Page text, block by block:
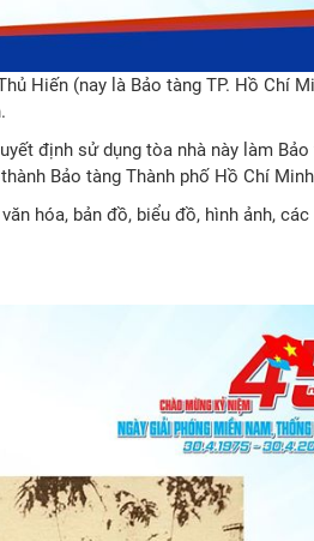
Hiến (nay là Bảo tàng TP. Hồ Chí
định sử dụng tòa nhà này làm
Bảo tàng Thành phố Hồ Chí
hóa, bản đồ, biểu đồ, hình ảnh,